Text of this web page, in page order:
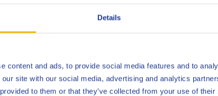
Details
content and ads, to provide social media features and to
site with our social media, advertising and analytics
to them or that they’ve collected from your use of
allongé et une réduction significative du coût
S Oil 40, cradle-to-gate (installation ultramoderne de Q8Oils
l'empreinte de ce produit, veuillez contacter Q8Oils. Pour